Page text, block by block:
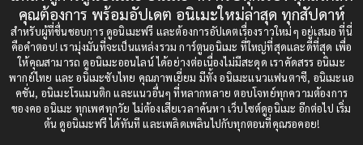
Comedy (ตลก)(235)
Comedy (ตลก)(85)
Comic Book การ์ตูน(1)
1987
1985
1984
1983
1982
1981
1980
1979
คุณต้องการ พร้อมอัปเดต อนิเมะใหม่ล่าสุด ทุกสัปดาห์
สำหรับผู้ที่ชื่นชอบการ ดูอนิเมะฟรี และต้องการอัปเดตเรื่องราวใหม่ๆ อยู่เสมอ ที่นี่
คือคำตอบ! เรามุ่งมั่นที่จะเป็นแหล่งรวม การ์ตูนอนิเมะ ที่ใหญ่ที่สุดและดีที่สุด เพื่อ
ให้คุณสามารถ ดูอนิเมะออนไลน์ ได้อย่างต่อเนื่องไม่มีสะดุด เราคัดสรร อนิเมะ
พากย์ไทย และ อนิเมะซับไทย คุณภาพเยี่ยม มีทั้ง อนิเมะแนวแฟนตาซี, อนิเมะแอ
คชั่น, อนิเมะโรแมนติก และแนวอื่นๆ ที่หลากหลาย ตอบโจทย์ทุกความต้องการ
ของคอ อนิเมะ ทุกเพศทุกวัย ไม่ต้องเสียเวลาค้นหา เว็บไซต์ดูอนิเมะ อีกต่อไป เริ่ม
ต้น ดูอนิเมะฟรี ได้ทันที และเพลิดเพลินไปกับทุกตอนที่คุณรอคอย!